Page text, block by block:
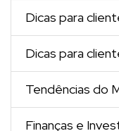
Dicas para
Dicas para
Tendências do
Finanças e